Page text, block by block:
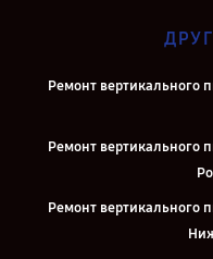
Ремонт вертикального
Ремонт вертикального
Ремонт вертикального